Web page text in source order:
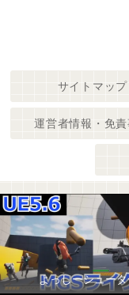
サイトマップ
運営者情報・免責
よっしーシュー